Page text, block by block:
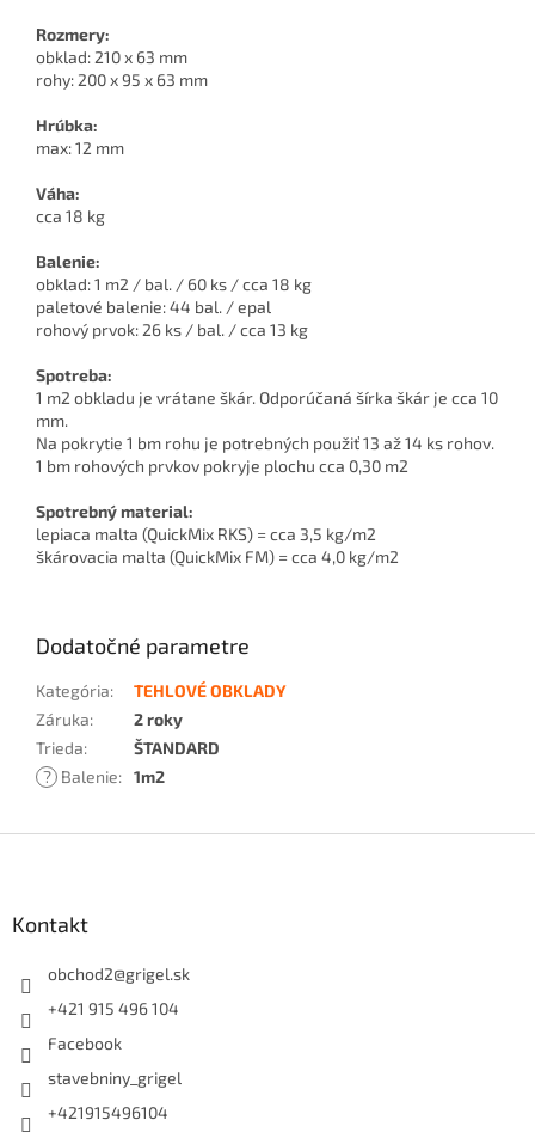
Rozmery:
obklad: 210 x 63 mm
rohy: 200 x 95 x 63 mm
Hrúbka:
max: 12 mm
Váha:
cca 18 kg
Balenie:
obklad: 1 m2 / bal. / 60 ks / cca 18 kg
paletové balenie: 44 bal. / epal
rohový prvok: 26 ks / bal. / cca 13 kg
Spotreba:
1 m2 obkladu je vrátane škár. Odporúčaná šírka škár je cca 10
mm.
Na pokrytie 1 bm rohu je potrebných použiť 13 až 14 ks rohov.
1 bm rohových prvkov pokryje plochu cca 0,30 m2
Spotrebný material:
lepiaca malta (QuickMix RKS) = cca 3,5 kg/m2
škárovacia malta (QuickMix FM) = cca 4,0 kg/m2
Dodatočné parametre
Kategória:
TEHLOVÉ OBKLADY
Záruka:
2 roky
Trieda:
ŠTANDARD
? Balenie: 1m2
Kontakt
obchod2@grigel.sk
+421 915 496 104
Facebook
stavebniny_grigel
+421915496104